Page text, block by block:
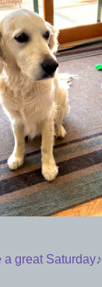
a great Saturday♪